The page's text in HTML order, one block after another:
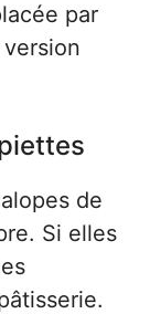
par
de
Si elles